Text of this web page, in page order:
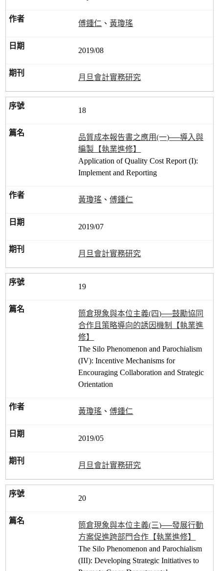
傅鍾仁 、 黃瓊瑤
2019/08
月旦會計實務研究
18
品質成本報告書之應用(一)──導入與
編製【執業進修】
Application of Quality Cost Report (I):
Implement and Reporting
黃瓊瑤 、傅鍾仁
2019/07
月旦會計實務研究
19
筒倉現象與本位主義(四)──鼓勵協同
合作且策略導向的誘因機制【執業進
修】
The Silo Phenomenon and Parochialism
(IV): Incentive Mechanisms for
Encouraging Collaboration and Strategic
Orientation
黃瓊瑤 、傅鍾仁
2019/05
月旦會計實務研究
20
筒倉現象與本位主義(三)──發展行動
方案促進跨部門合作【執業進修】
The Silo Phenomenon and Parochialism
(III): Developing Strategic Initiatives to